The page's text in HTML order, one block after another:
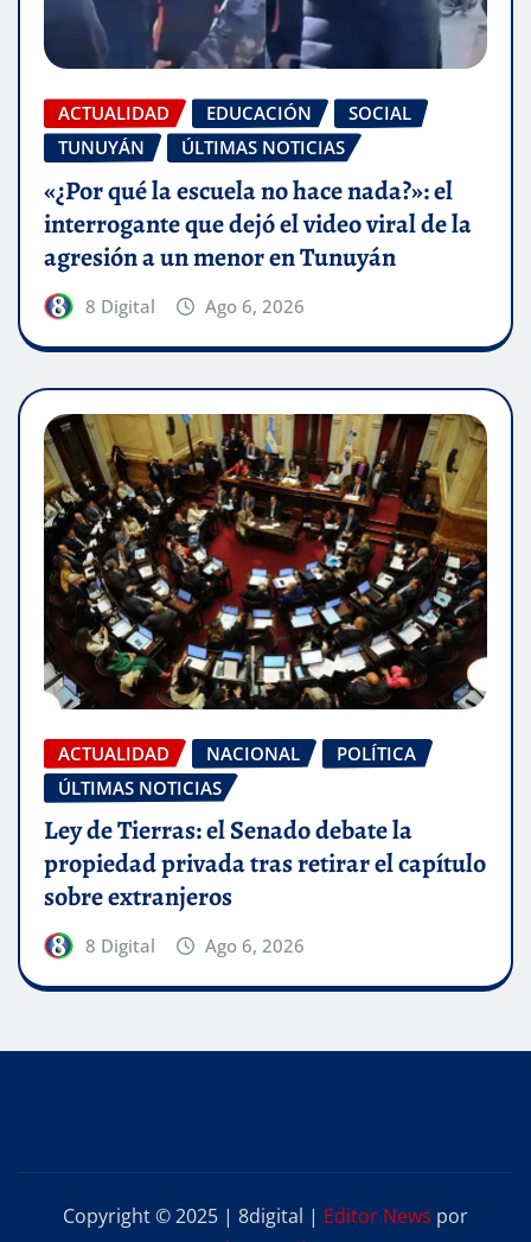
ACTUALIDAD EDUCACIÓN
SOCIAL
TUNUYÁN
ÚLTIMAS NOTICIAS
«¿Por qué la escuela no hace nada?»: el
interrogante que dejó el video viral de la
agresión a un menor en Tunuyán
8 Digital Ago 6, 2026
ACTUALIDAD NACIONAL
POLÍTICA
ÚLTIMAS NOTICIAS
Ley de Tierras: el Senado debate la
propiedad privada tras retirar el capítulo
sobre extranjeros
8 Digital Ago 6, 2026
Copyright © 2025 | 8digital | Editor News por